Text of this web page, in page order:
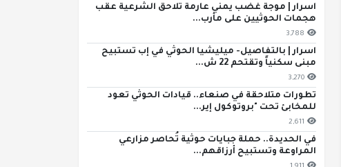
اسرار | موجة غضب يمني عارمة تلاحق الشرعية عقب
هجمات الحوثيين على مأرب...
3,788
اسرار | بالتفاصيل- ميليشيا الحوثي في إب تستبيح
مبنى سكنياً وتقتحم 22 ش...
3,270
تطورات متلاحقة في صنعاء.. قيادات الحوثي تعود
للمخابئ تحت "بروتوكول إير...
2,611
في الحديدة.. حملة جبايات حوثية تُحاصر مزارعي
المراوعة وتستبيح أرزاقهم...